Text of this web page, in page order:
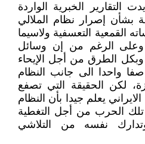
التقارير الخبرية الواردة
بشأن إصرار نظام الملالي
القمعية التعسفية ولاسيما
وعلى الرغم من إن وسائل
الطرق من أجل الإيحاء
واحدا الى جانب النظام
لکن الحقيقة التي تصفع
يعلم جيدا بأن النظام
تلك الحرب من أجل التغطية
نفسه من التلاشي